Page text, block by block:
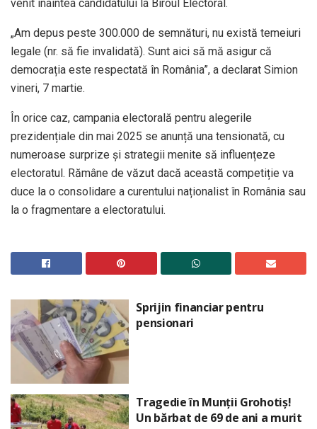
venit înaintea candidatului la Biroul Electoral.
„Am depus peste 300.000 de semnături, nu există temeiuri
legale (nr. să fie invalidată). Sunt aici să mă asigur că
democrația este respectată în România”, a declarat Simion
vineri, 7 martie.
În orice caz, campania electorală pentru alegerile
prezidențiale din mai 2025 se anunță una tensionată, cu
numeroase surprize și strategii menite să influențeze
electoratul. Rămâne de văzut dacă această competiție va
duce la o consolidare a curentului naționalist în România sau
la o fragmentare a electoratului.
Sprijin financiar pentru
pensionari
Tragedie în Munții Grohotiș!
Un bărbat de 69 de ani a murit